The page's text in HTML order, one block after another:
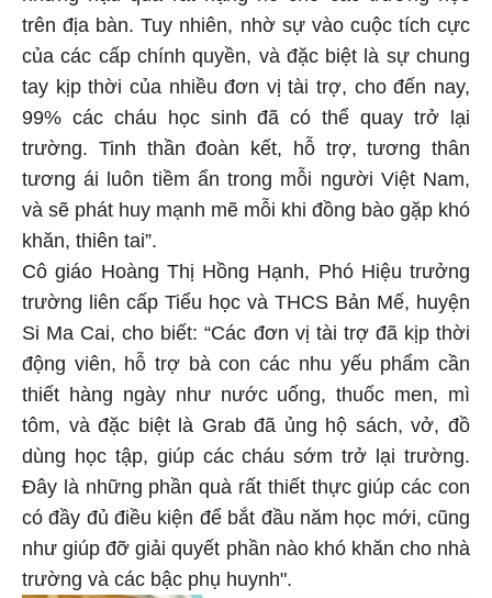
trên địa bàn. Tuy nhiên, nhờ sự vào cuộc tích cực
của các cấp chính quyền, và đặc biệt là sự chung
tay kịp thời của nhiều đơn vị tài trợ, cho đến nay,
99% các cháu học sinh đã có thể quay trở lại
trường. Tinh thần đoàn kết, hỗ trợ, tương thân
tương ái luôn tiềm ẩn trong mỗi người Việt Nam,
và sẽ phát huy mạnh mẽ mỗi khi đồng bào gặp khó
khăn, thiên tai”.
Cô giáo Hoàng Thị Hồng Hạnh, Phó Hiệu trưởng
trường liên cấp Tiểu học và THCS Bản Mế, huyện
Si Ma Cai, cho biết: “Các đơn vị tài trợ đã kịp thời
động viên, hỗ trợ bà con các nhu yếu phẩm cần
thiết hàng ngày như nước uống, thuốc men, mì
tôm, và đặc biệt là Grab đã ủng hộ sách, vở, đồ
dùng học tập, giúp các cháu sớm trở lại trường.
Đây là những phần quà rất thiết thực giúp các con
có đầy đủ điều kiện để bắt đầu năm học mới, cũng
như giúp đỡ giải quyết phần nào khó khăn cho nhà
trường và các bậc phụ huynh".